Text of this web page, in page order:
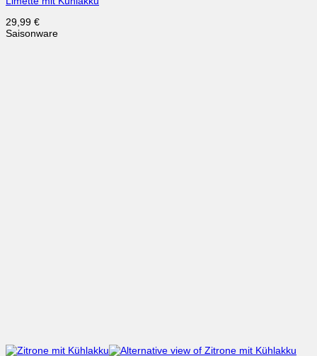
29,99 €
Saisonware